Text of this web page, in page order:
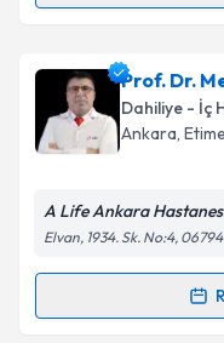
Uzm. Dr. Murat
oluşturun. Size bu
takvim
Kişisel
Metni'ni
Prof. Dr.
Dahiliye - İç
Ankara,
A Life Ankara
Elvan, 1934. Sk. No:4, 06794
Randevu